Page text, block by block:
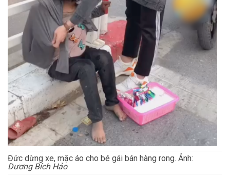
Đức dừng xe, mặc áo cho bé gái bán hàng rong. Ảnh:
Dương Bích Hảo.